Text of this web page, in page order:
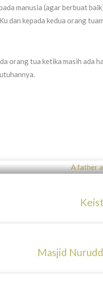
manusia (agar berbuat
dan kepada kedua orang
orang tua ketika masih ada
Masjid